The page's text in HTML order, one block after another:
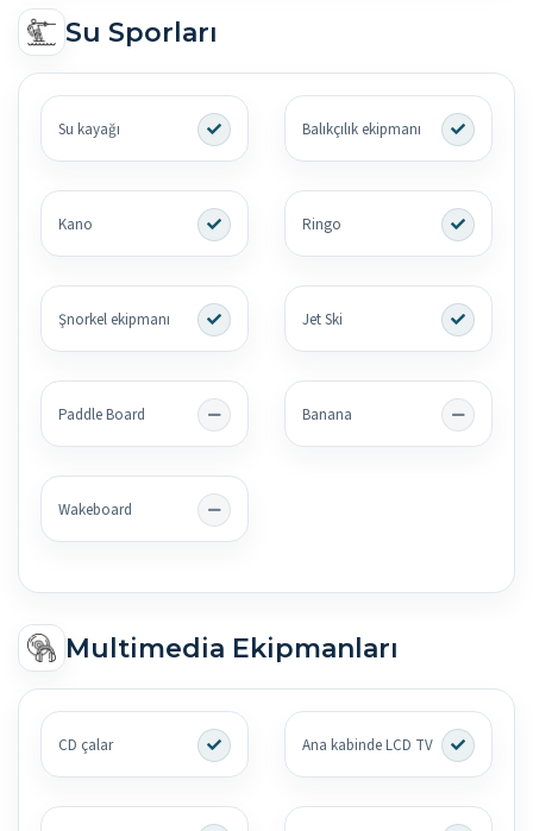
Su Sporları
Su kayağı Balıkçılık ekipmanı
Kano Ringo
Şnorkel ekipmanı Jet Ski
Paddle Board Banana
Wakeboard
Multimedia Ekipmanları
CD çalar Ana kabinde LCD TV